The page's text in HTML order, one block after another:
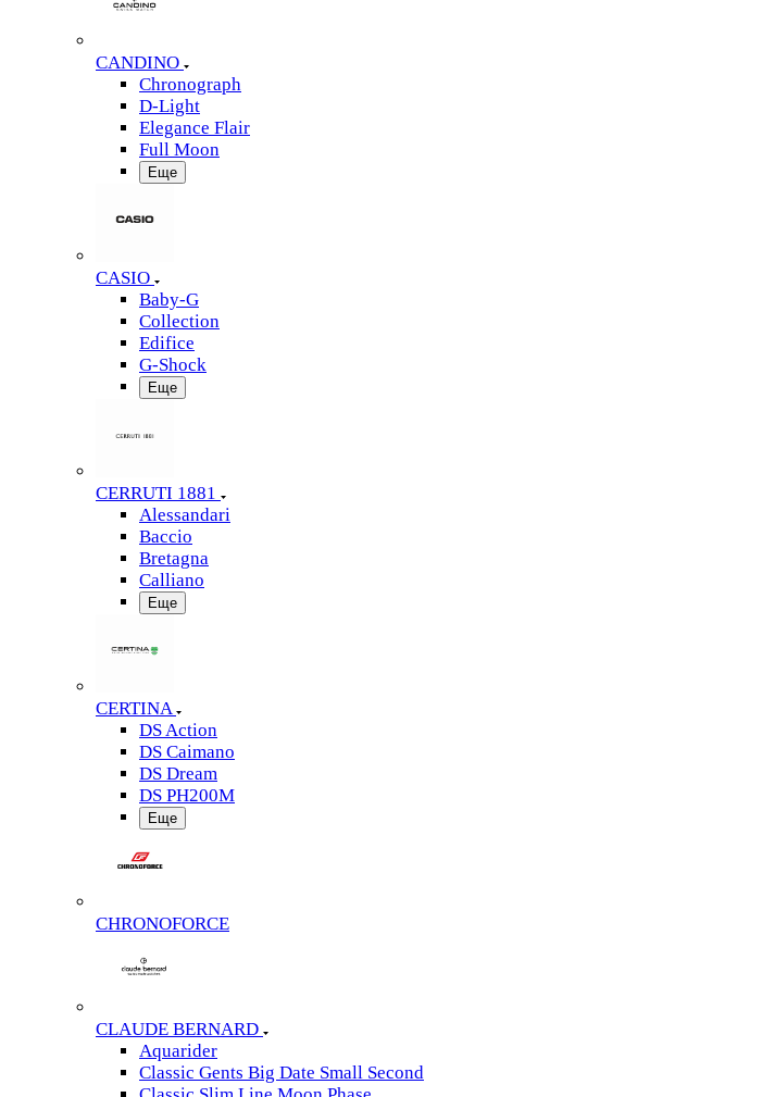
CANDINO
Chronograph
D-Light
Elegance Flair
Full Moon
Еще
CASIO
Baby-G
Collection
Edifice
G-Shock
Еще
CERRUTI 1881
Alessandari
Baccio
Bretagna
Calliano
Еще
CERTINA
DS Action
DS Caimano
DS Dream
DS PH200M
Еще
CHRONOFORCE
CLAUDE BERNARD
Aquarider
Classic Gents Big Date Small Second